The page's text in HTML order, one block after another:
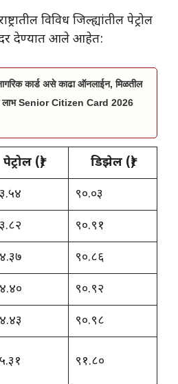
विविध जिल्ह्यांतील पेट्रोल
देण्यात आले आहेत:
कार्ड असे काढा ऑनलाईन, मिळतील
Senior Citizen Card 2026
पेट्रोल (₹)
डिझेल (₹)
९०.०३
९०.९१
९०.८६
९०.९२
९०.९८
९१.८०